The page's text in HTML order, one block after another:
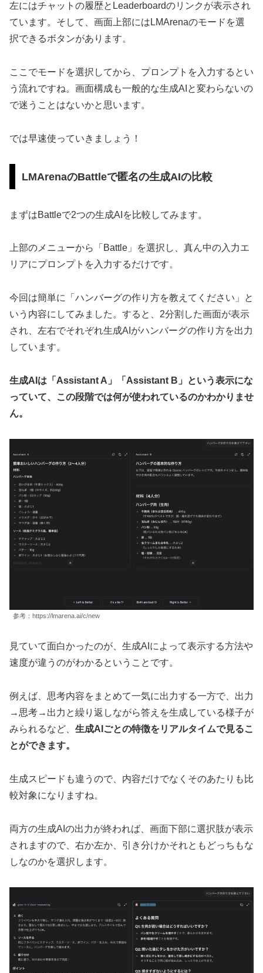
左にはチャットの履歴とLeaderboardのリンクが表示され
ています。そして、画面上部にはLMArenaのモードを選
択できるボタンがあります。
ここでモードを選択してから、プロンプトを入力するとい
う流れですね。画面構成も一般的な生成AIと変わらないの
で迷うことはないかと思います。
では早速使っていきましょう！
LMArenaのBattleで匿名の生成AIの比較
まずはBattleで2つの生成AIを比較してみます。
上部のメニューから「Battle」を選択し、真ん中の入力エ
リアにプロンプトを入力するだけです。
今回は簡単に「ハンバーグの作り方を教えてください」と
いう内容にしてみました。すると、2分割した画面が表示
され、左右でそれぞれ生成AIがハンバーグの作り方を出力
しています。
生成AIは「Assistant A」「Assistant B」という表示にな
っていて、この段階では何が使われているのかわかりませ
ん。
参考：https://lmarena.ai/c/new
見ていて面白かったのが、生成AIによって表示する方法や
速度が違うのがわかるということです。
例えば、思考内容をまとめて一気に出力する一方で、出力
→思考→出力と繰り返しながら答えを生成している様子が
みられるなど、 生成AIごとの特徴をリアルタイムで見るこ
とができます。
生成スピードも違うので、内容だけでなくそのあたりも比
較対象になりますね。
両方の生成AIの出力が終われば、画面下部に選択肢が表示
されますので、右か左か、引き分けかそれともどっちもな
しなのかを選択します。